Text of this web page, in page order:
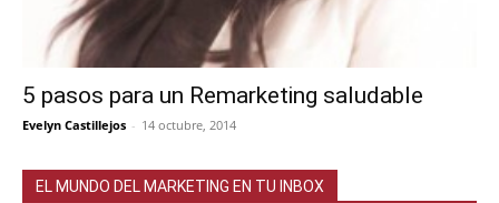
5 pasos para un Remarketing saludable
Evelyn Castillejos - 14 octubre, 2014
EL MUNDO DEL MARKETING EN TU INBOX